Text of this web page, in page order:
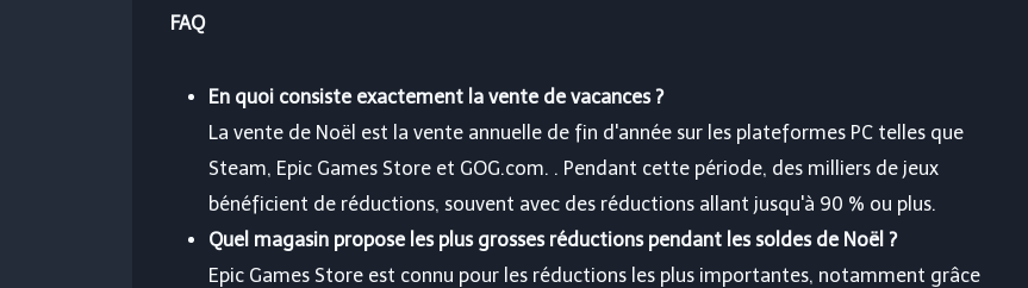
FAQ
En quoi consiste exactement la vente de vacances ?
La vente de Noël est la vente annuelle de fin d'année sur les plateformes PC telles que
Steam, Epic Games Store et GOG.com. . Pendant cette période, des milliers de jeux
bénéficient de réductions, souvent avec des réductions allant jusqu'à 90 % ou plus.
Quel magasin propose les plus grosses réductions pendant les soldes de Noël ?
Epic Games Store est connu pour les réductions les plus importantes, notamment grâce